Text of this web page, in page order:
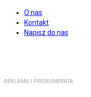
O nas
Kontakt
Napisz do nas
REKLAMA I PRENUMERATA